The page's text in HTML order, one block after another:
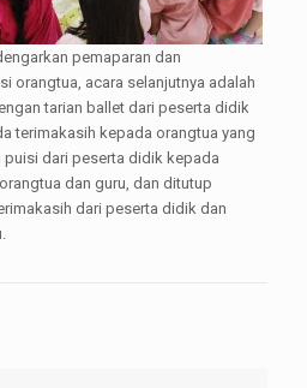
pemaparan dan
orangtua, acara selanjutnya adalah
tarian ballet dari peserta didik
terimakasih kepada orangtua yang
puisi dari peserta didik kepada
dan guru, dan ditutup
dari peserta didik dan